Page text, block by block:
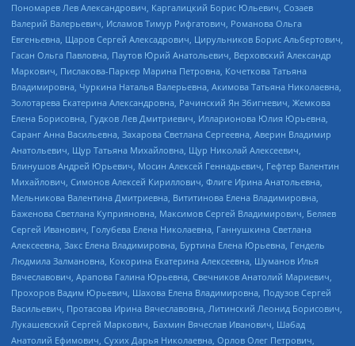
Пономарев Лев Александрович, Каргалицкий Борис Юльевич, Созаев
Валерий Валерьевич, Исламов Тимур Рифгатович, Романова Ольга
Евгеньевна, Щаров Сергей Алексадрович, Цирульников Борис Альбертович,
Гасан Ольга Павловна, Паутов Юрий Анатольевич, Верховский Александр
Маркович, Пислакова-Паркер Марина Петровна, Кочеткова Татьяна
Владимировна, Чуркина Наталья Валерьевна, Акимова Татьяна Николаевна,
Золотарева Екатерина Александровна, Рачинский Ян Збигневич, Жемкова
Елена Борисовна, Гудков Лев Дмитриевич, Илларионова Юлия Юрьевна,
Саранг Анна Васильевна, Захарова Светлана Сергеевна, Аверин Владимир
Анатольевич, Щур Татьяна Михайловна, Щур Николай Алексеевич,
Блинушов Андрей Юрьевич, Мосин Алексей Геннадьевич, Гефтер Валентин
Михайлович, Симонов Алексей Кириллович, Флиге Ирина Анатольевна,
Мельникова Валентина Дмитриевна, Вититинова Елена Владимировна,
Баженова Светлана Куприяновна, Максимов Сергей Владимирович, Беляев
Сергей Иванович, Голубева Елена Николаевна, Ганнушкина Светлана
Алексеевна, Закс Елена Владимировна, Буртина Елена Юрьевна, Гендель
Людмила Залмановна, Кокорина Екатерина Алексеевна, Шуманов Илья
Вячеславович, Арапова Галина Юрьевна, Свечников Анатолий Мариевич,
Прохоров Вадим Юрьевич, Шахова Елена Владимировна, Подузов Сергей
Васильевич, Протасова Ирина Вячеславовна, Литинский Леонид Борисович,
Лукашевский Сергей Маркович, Бахмин Вячеслав Иванович, Шабад
Анатолий Ефимович, Сухих Дарья Николаевна, Орлов Олег Петрович,